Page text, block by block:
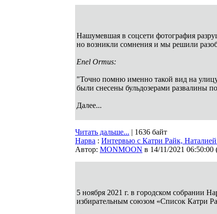
Нашумевшая в соцсети фотография
но возникли сомнения и мы решили
Enel Ormus:
"Точно помню именно такой вид на
были снесены бульдозерами развалины
Далее...
Читать дальше... | 1636 байт
Нарва : Интервью с Катри Райк,
Автор: MONMOON в 14/11/2021 06:50:00
5 ноября 2021 г. в городском собрании
избирательным союзом «Список Катри